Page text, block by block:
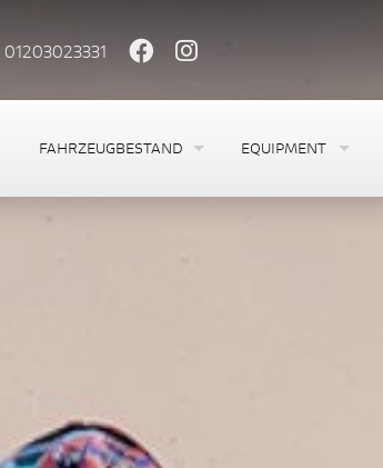
01203023331
FAHRZEUGBESTAND EQUIPMENT